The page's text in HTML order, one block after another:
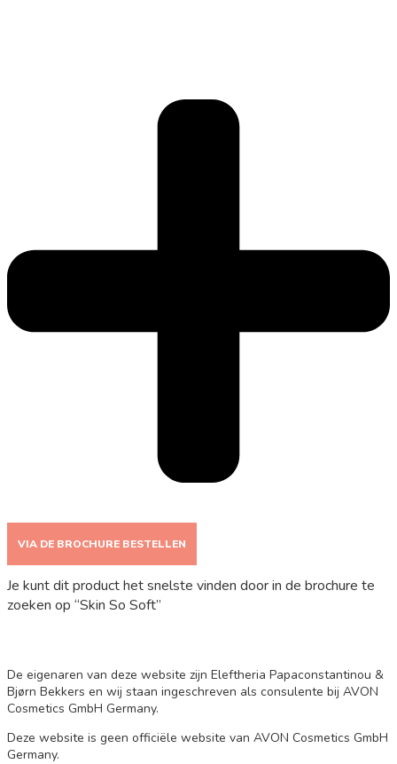
VIA DE BROCHURE BESTELLEN
Je kunt dit product het snelste vinden door in de brochure te
zoeken op “Skin So Soft”
De eigenaren van deze website zijn Eleftheria Papaconstantinou &
Bjørn Bekkers en wij staan ingeschreven als consulente bij AVON
Cosmetics GmbH Germany.
Deze website is geen officiële website van AVON Cosmetics GmbH
Germany.